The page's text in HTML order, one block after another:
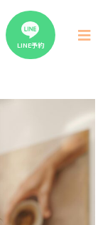
LINE予約
メ
ニ